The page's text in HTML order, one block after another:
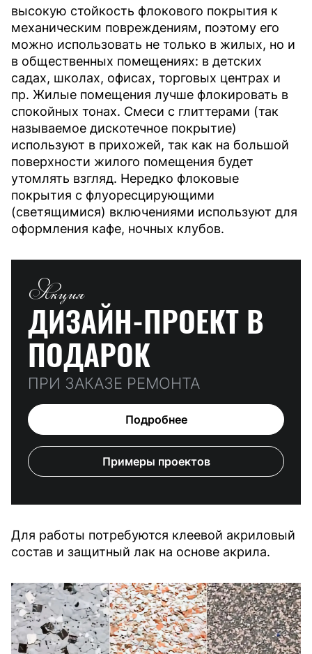
высокую стойкость флокового покрытия к
механическим повреждениям, поэтому его
можно использовать не только в жилых, но и
в общественных помещениях: в детских
садах, школах, офисах, торговых центрах и
пр. Жилые помещения лучше флокировать в
спокойных тонах. Смеси с глиттерами (так
называемое дискотечное покрытие)
используют в прихожей, так как на большой
поверхности жилого помещения будет
утомлять взгляд. Нередко флоковые
покрытия с флуоресцирующими
(светящимися) включениями используют для
оформления кафе, ночных клубов.
Акция
ДИЗАЙН-ПРОЕКТ В
ПОДАРОК
ПРИ ЗАКАЗЕ РЕМОНТА
Подробнее
Примеры проектов
Для работы потребуются клеевой акриловый
состав и защитный лак на основе акрила.